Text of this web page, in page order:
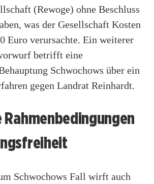
(Rewoge) ohne Beschluss
was der Gesellschaft Kosten
Euro verursachte. Ein weiterer
betrifft eine
Schwochows über ein
gegen Landrat Reinhardt.
Rahmenbedingungen
Schwochows Fall wirft auch